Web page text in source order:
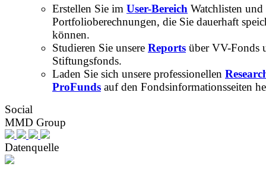
Erstellen Sie im User-Bereich Watchlisten und
Portfolioberechnungen, die Sie dauerhaft
können.
Studieren Sie unsere Reports über VV-Fonds
Stiftungsfonds.
Laden Sie sich unsere professionellen
ProFunds auf den Fondsinformationsseiten
Social
MMD Group
Datenquelle